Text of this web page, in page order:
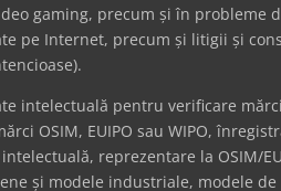
gaming, precum și în probleme
pe Internet, precum și litigii și
intelectuală pentru verificare
OSIM, EUIPO sau WIPO,
reprezentare la OSIM/
și modele industriale, modele